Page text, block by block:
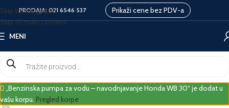
Skip to navigation
Skip to main content
PRODAJA:021 6546 537 Prikaži cene bez PDV-a
MENI
„Benzinska pumpa za vodu – navodnjavanje Honda WB 30“ je dodat u
vašu korpu. Pregled korpe